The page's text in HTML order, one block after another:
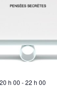
h 00 -22 h 00